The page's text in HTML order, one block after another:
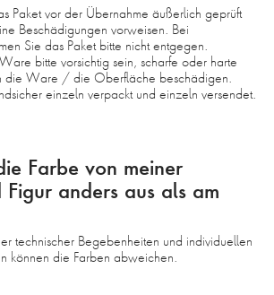
Paket vor der Übernahme äußerlich geprüft
Beschädigungen vorweisen. Bei
Sie das Paket bitte nicht entgegen.
bitte vorsichtig sein, scharfe oder harte
die Ware / die Oberfläche beschädigen.
einzeln verpackt und einzeln versendet.
Farbe von meiner
anders aus als am
technischer Begebenheiten und individuellen
können die Farben abweichen.